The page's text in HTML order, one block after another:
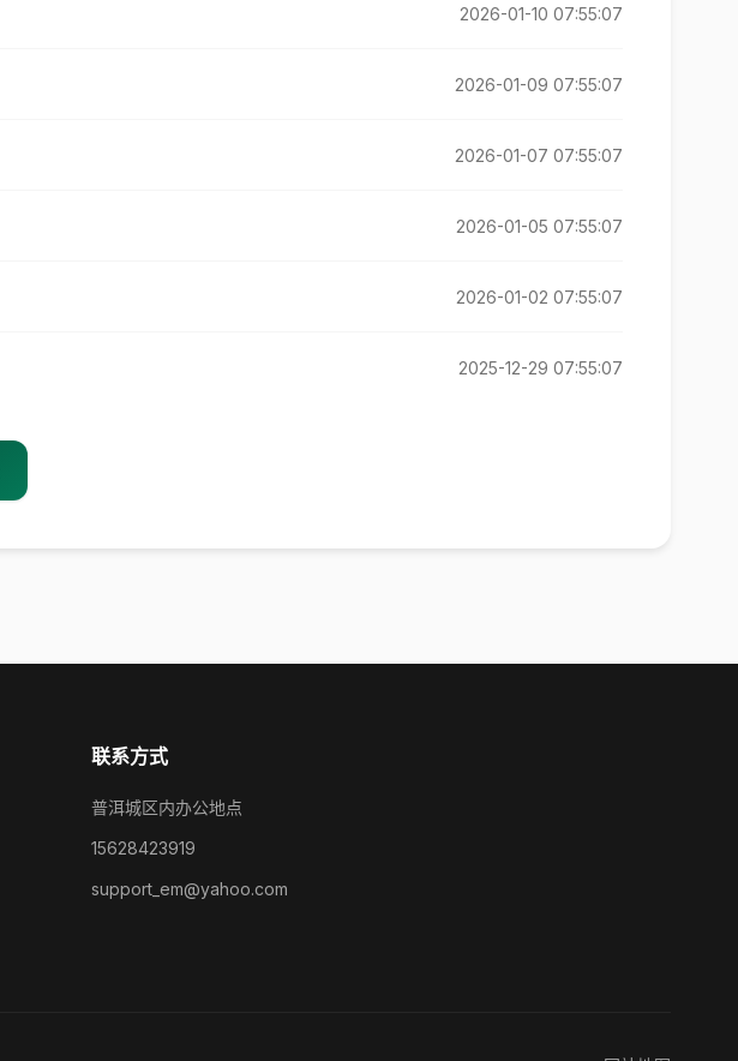
2026-01-10 07:55:07
2026-01-09 07:55:07
2026-01-07 07:55:07
2026-01-05 07:55:07
2026-01-02 07:55:07
2025-12-29 07:55:07
联系方式
普洱城区内办公地点
15628423919
support_em@yahoo.com